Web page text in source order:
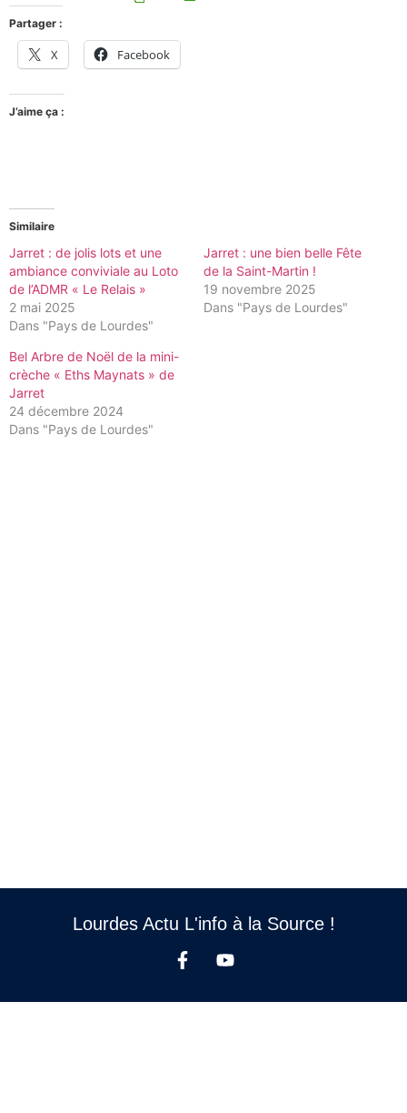
Partager :
X Facebook
J’aime ça :
Similaire
Jarret : de jolis lots et une
ambiance conviviale au Loto
de l’ADMR « Le Relais »
2 mai 2025
Dans "Pays de Lourdes"
Jarret : une bien belle Fête
de la Saint-Martin !
19 novembre 2025
Dans "Pays de Lourdes"
Bel Arbre de Noël de la mini-
crèche « Eths Maynats » de
Jarret
24 décembre 2024
Dans "Pays de Lourdes"
Lourdes Actu L'info à la Source !